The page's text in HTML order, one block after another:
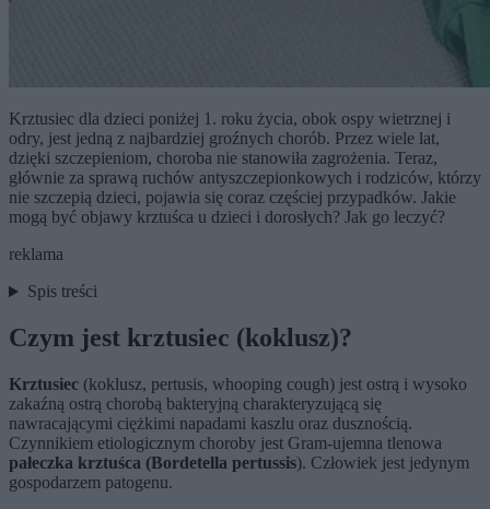
Krztusiec dla dzieci poniżej 1. roku życia, obok ospy wietrznej i
odry, jest jedną z najbardziej groźnych chorób. Przez wiele lat,
dzięki szczepieniom, choroba nie stanowiła zagrożenia. Teraz,
głównie za sprawą ruchów antyszczepionkowych i rodziców, którzy
nie szczepią dzieci, pojawia się coraz częściej przypadków. Jakie
mogą być objawy krztuśca u dzieci i dorosłych? Jak go leczyć?
reklama
Spis treści
Czym jest krztusiec (koklusz)?
Krztusiec (koklusz, pertusis, whooping cough) jest ostrą i wysoko
zakaźną ostrą chorobą bakteryjną charakteryzującą się
nawracającymi ciężkimi napadami kaszlu oraz dusznością.
Czynnikiem etiologicznym choroby jest Gram-ujemna tlenowa
pałeczka krztuśca (Bordetella pertussis). Człowiek jest jedynym
gospodarzem patogenu.